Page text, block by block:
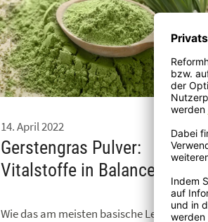
Gerstengras Pulver:
Vitalstoffe in Balance
14. April 2022
Wie das am meisten basische Lebensmittel